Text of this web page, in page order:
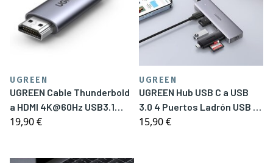
UGREEN
UGREEN Cable Thunderbold
a HDMI 4K@60Hz USB3.1
Tipo C a HDMI
19,90 €
UGREEN
UGREEN Hub USB C a USB
3.0 4 Puertos Ladrón USB C
5Gbps Adaptador USB C OTG
15,90 €